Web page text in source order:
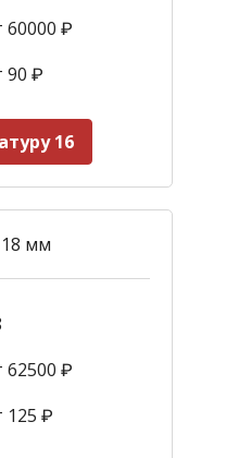
60000 ₽
90 ₽
16
мм
62500 ₽
125 ₽